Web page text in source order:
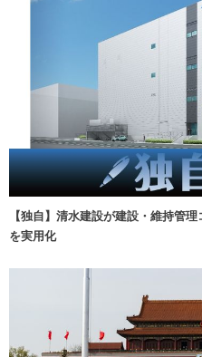
【独自】清水建設が建設・維持管
を実用化